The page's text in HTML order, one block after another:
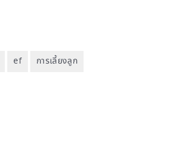
ef การเลี้ยงลูก